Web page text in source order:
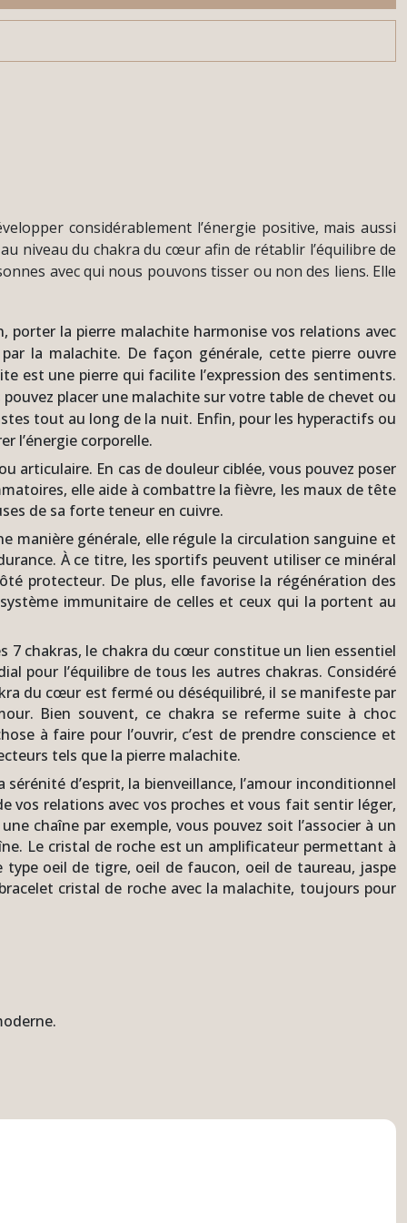
considérablement l’énergie positive, mais aussi
niveau du chakra du cœur afin de rétablir l’équilibre de
avec qui nous pouvons tisser ou non des liens. Elle
porter la pierre malachite harmonise vos relations avec
la malachite. De façon générale, cette pierre ouvre
est une pierre qui facilite l’expression des sentiments.
placer une malachite sur votre table de chevet ou
tout au long de la nuit. Enfin, pour les hyperactifs ou
l’énergie corporelle.
articulaire. En cas de douleur ciblée, vous pouvez poser
elle aide à combattre la fièvre, les maux de tête
de sa forte teneur en cuivre.
manière générale, elle régule la circulation sanguine et
À ce titre, les sportifs peuvent utiliser ce minéral
protecteur. De plus, elle favorise la régénération des
immunitaire de celles et ceux qui la portent au
7 chakras, le chakra du cœur constitue un lien essentiel
pour l’équilibre de tous les autres chakras. Considéré
du cœur est fermé ou déséquilibré, il se manifeste par
Bien souvent, ce chakra se referme suite à choc
à faire pour l’ouvrir, c’est de prendre conscience et
tels que la pierre malachite.
d’esprit, la bienveillance, l’amour inconditionnel
vos relations avec vos proches et vous fait sentir léger,
chaîne par exemple, vous pouvez soit l’associer à un
Le cristal de roche est un amplificateur permettant à
oeil de tigre, oeil de faucon, oeil de taureau, jaspe
cristal de roche avec la malachite, toujours pour